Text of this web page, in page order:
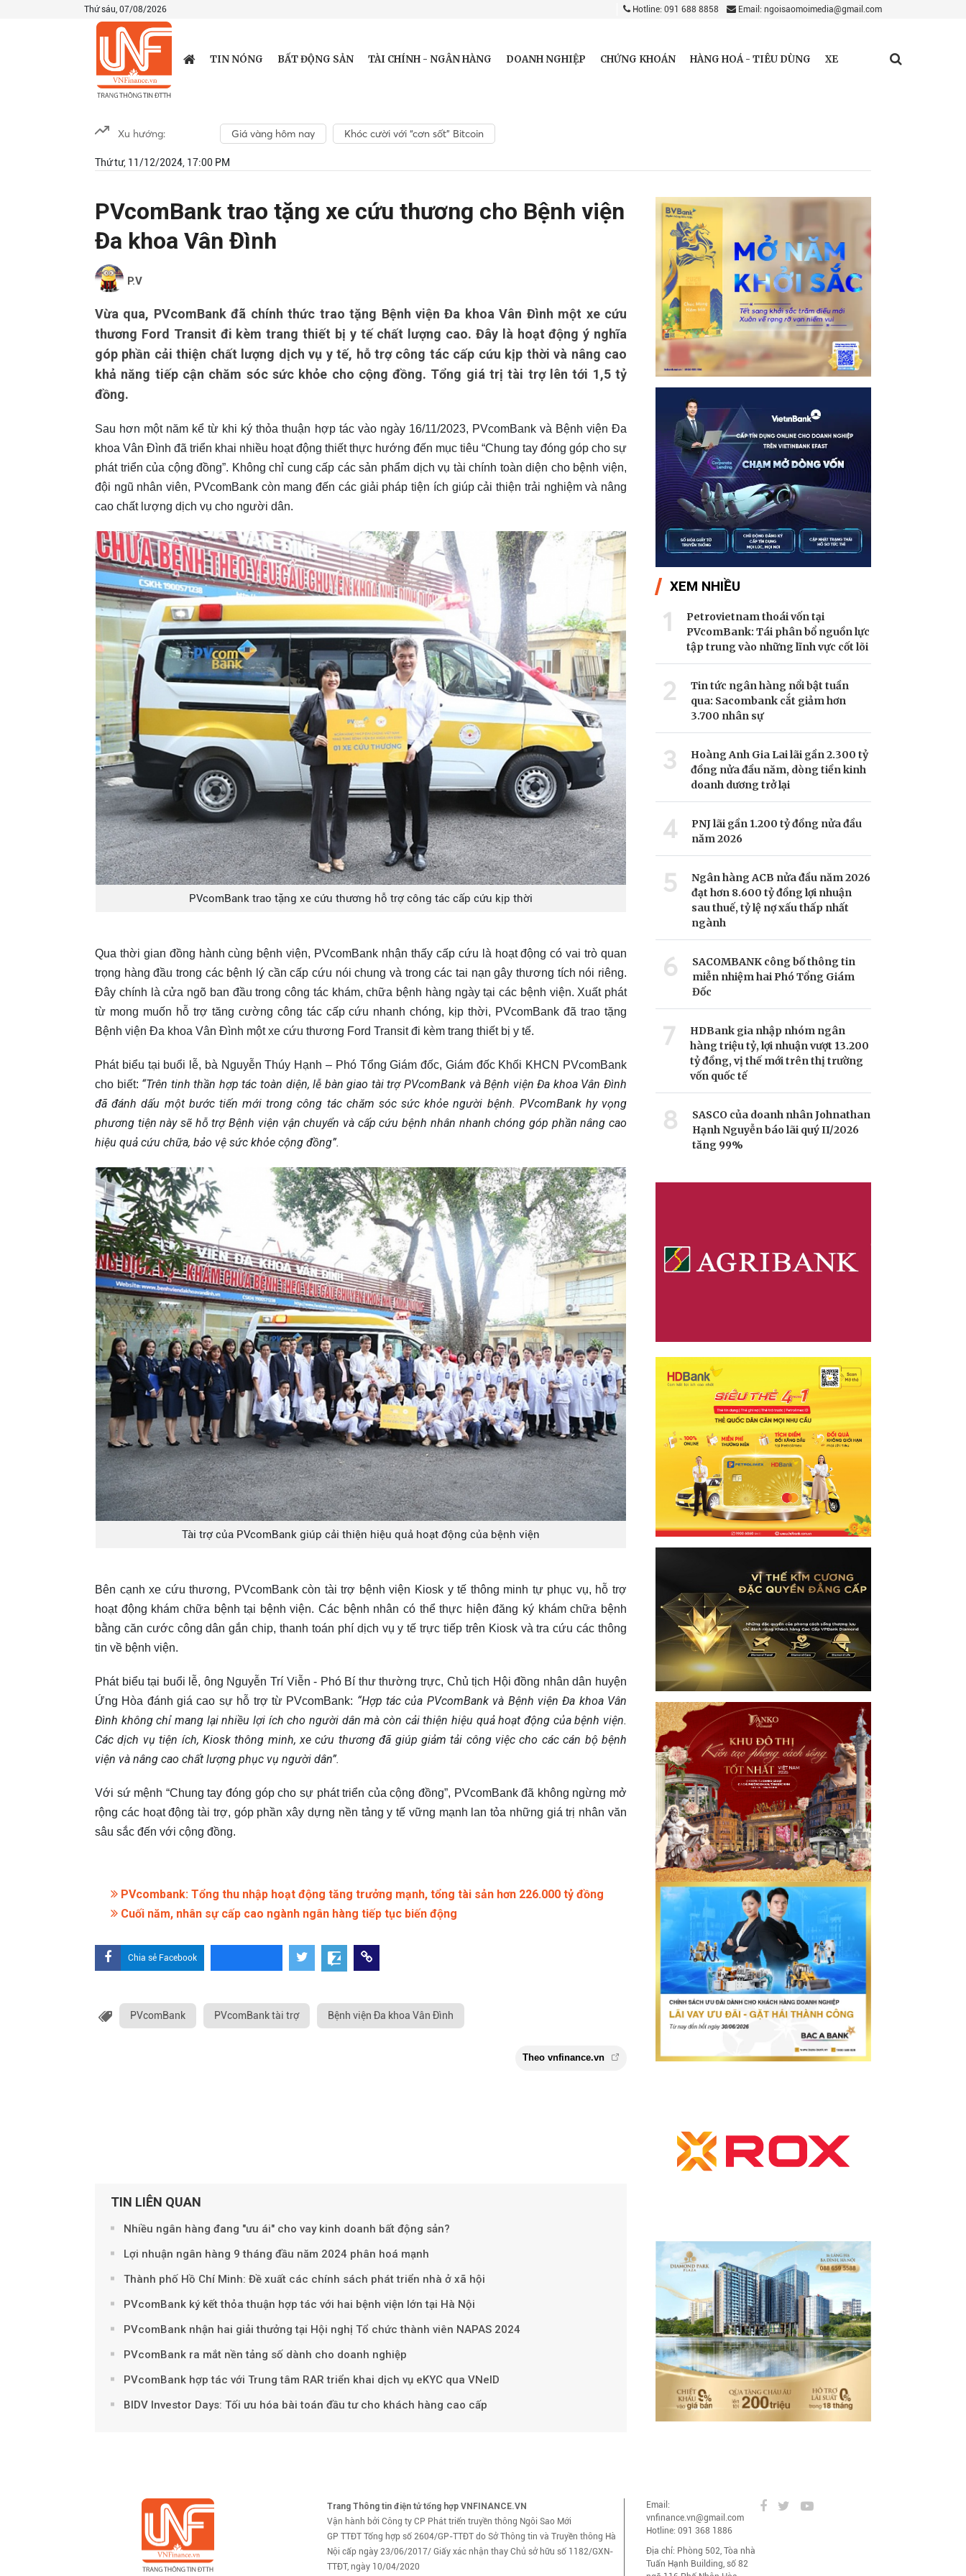
Thứ sáu, 07/08/2026 Hotline: 091 688 8858 Email: ngoisaomoimedia@gmail.com
TIN NÓNG BẤT ĐỘNG SẢN TÀI CHÍNH - NGÂN HÀNG DOANH NGHIỆP CHỨNG KHOÁN HÀNG HOÁ - TIÊU DÙNG XE
Xu hướng: Giá vàng hôm nay Khóc cười với “cơn sốt” Bitcoin
Thứ tư, 11/12/2024, 17:00 PM
PVcomBank trao tặng xe cứu thương cho Bệnh viện
Đa khoa Vân Đình
P.V
Vừa qua, PVcomBank đã chính thức trao tặng Bệnh viện Đa khoa Vân Đình một xe cứu
thương Ford Transit đi kèm trang thiết bị y tế chất lượng cao. Đây là hoạt động ý nghĩa
góp phần cải thiện chất lượng dịch vụ y tế, hỗ trợ công tác cấp cứu kịp thời và nâng cao
khả năng tiếp cận chăm sóc sức khỏe cho cộng đồng. Tổng giá trị tài trợ lên tới 1,5 tỷ
đồng.
Sau hơn một năm kể từ khi ký thỏa thuận hợp tác vào ngày 16/11/2023, PVcomBank và Bệnh viện Đa
khoa Vân Đình đã triển khai nhiều hoạt động thiết thực hướng đến mục tiêu “Chung tay đóng góp cho sự
phát triển của cộng đồng”. Không chỉ cung cấp các sản phẩm dịch vụ tài chính toàn diện cho bệnh viện,
đội ngũ nhân viên, PVcomBank còn mang đến các giải pháp tiện ích giúp cải thiện trải nghiệm và nâng
cao chất lượng dịch vụ cho người dân.
PVcomBank trao tặng xe cứu thương hỗ trợ công tác cấp cứu kịp thời
Qua thời gian đồng hành cùng bệnh viện, PVcomBank nhận thấy cấp cứu là hoạt động có vai trò quan
trọng hàng đầu trong các bệnh lý cần cấp cứu nói chung và trong các tai nạn gây thương tích nói riêng.
Đây chính là cửa ngõ ban đầu trong công tác khám, chữa bệnh hàng ngày tại các bệnh viện. Xuất phát
từ mong muốn hỗ trợ tăng cường công tác cấp cứu nhanh chóng, kịp thời, PVcomBank đã trao tặng
Bệnh viện Đa khoa Vân Đình một xe cứu thương Ford Transit đi kèm trang thiết bị y tế.
Phát biểu tại buổi lễ, bà Nguyễn Thúy Hạnh – Phó Tổng Giám đốc, Giám đốc Khối KHCN PVcomBank
cho biết: “Trên tinh thần hợp tác toàn diện, lễ bàn giao tài trợ PVcomBank và Bệnh viện Đa khoa Vân Đình
đã đánh dấu một bước tiến mới trong công tác chăm sóc sức khỏe người bệnh. PVcomBank hy vọng
phương tiện này sẽ hỗ trợ Bệnh viện vận chuyển và cấp cứu bệnh nhân nhanh chóng góp phần nâng cao
hiệu quả cứu chữa, bảo vệ sức khỏe cộng đồng”.
Tài trợ của PVcomBank giúp cải thiện hiệu quả hoạt động của bệnh viện
Bên cạnh xe cứu thương, PVcomBank còn tài trợ bệnh viện Kiosk y tế thông minh tự phục vụ, hỗ trợ
hoạt động khám chữa bệnh tại bệnh viện. Các bệnh nhân có thể thực hiện đăng ký khám chữa bệnh
bằng căn cước công dân gắn chip, thanh toán phí dịch vụ y tế trực tiếp trên Kiosk và tra cứu các thông
tin về bệnh viện.
Phát biểu tại buổi lễ, ông Nguyễn Trí Viễn - Phó Bí thư thường trực, Chủ tịch Hội đồng nhân dân huyện
Ứng Hòa đánh giá cao sự hỗ trợ từ PVcomBank: “Hợp tác của PVcomBank và Bệnh viện Đa khoa Vân
Đình không chỉ mang lại nhiều lợi ích cho người dân mà còn cải thiện hiệu quả hoạt động của bệnh viện.
Các dịch vụ tiện ích, Kiosk thông minh, xe cứu thương đã giúp giảm tải công việc cho các cán bộ bệnh
viện và nâng cao chất lượng phục vụ người dân”.
Với sứ mệnh “Chung tay đóng góp cho sự phát triển của cộng đồng”, PVcomBank đã không ngừng mở
rộng các hoạt động tài trợ, góp phần xây dựng nền tảng y tế vững mạnh lan tỏa những giá trị nhân văn
sâu sắc đến với cộng đồng.
PVcombank: Tổng thu nhập hoạt động tăng trưởng mạnh, tổng tài sản hơn 226.000 tỷ đồng
Cuối năm, nhân sự cấp cao ngành ngân hàng tiếp tục biến động
Chia sẻ Facebook
PVcomBank PVcomBank tài trợ Bệnh viện Đa khoa Vân Đình
Theo vnfinance.vn
TIN LIÊN QUAN
Nhiều ngân hàng đang "ưu ái" cho vay kinh doanh bất động sản?
Lợi nhuận ngân hàng 9 tháng đầu năm 2024 phân hoá mạnh
Thành phố Hồ Chí Minh: Đề xuất các chính sách phát triển nhà ở xã hội
PVcomBank ký kết thỏa thuận hợp tác với hai bệnh viện lớn tại Hà Nội
PVcomBank nhận hai giải thưởng tại Hội nghị Tổ chức thành viên NAPAS 2024
PVcomBank ra mắt nền tảng số dành cho doanh nghiệp
PVcomBank hợp tác với Trung tâm RAR triển khai dịch vụ eKYC qua VNeID
BIDV Investor Days: Tối ưu hóa bài toán đầu tư cho khách hàng cao cấp
XEM NHIỀU
1
Petrovietnam thoái vốn tại
PVcomBank: Tái phân bổ nguồn lực
tập trung vào những lĩnh vực cốt lõi
2
Tin tức ngân hàng nổi bật tuần
qua: Sacombank cắt giảm hơn
3.700 nhân sự
3
Hoàng Anh Gia Lai lãi gần 2.300 tỷ
đồng nửa đầu năm, dòng tiền kinh
doanh dương trở lại
4
PNJ lãi gần 1.200 tỷ đồng nửa đầu
năm 2026
5
Ngân hàng ACB nửa đầu năm 2026
đạt hơn 8.600 tỷ đồng lợi nhuận
sau thuế, tỷ lệ nợ xấu thấp nhất
ngành
6
SACOMBANK công bố thông tin
miễn nhiệm hai Phó Tổng Giám
Đốc
7
HDBank gia nhập nhóm ngân
hàng triệu tỷ, lợi nhuận vượt 13.200
tỷ đồng, vị thế mới trên thị trường
vốn quốc tế
8
SASCO của doanh nhân Johnathan
Hạnh Nguyễn báo lãi quý II/2026
tăng 99%
Trang Thông tin điện tử tổng hợp VNFINANCE.VN
Vận hành bởi Công ty CP Phát triển truyền thông Ngôi Sao Mới
GP TTĐT Tổng hợp số 2604/GP-TTĐT do Sở Thông tin và Truyền thông Hà
Nội cấp ngày 23/06/2017/ Giấy xác nhận thay Chủ sở hữu số 1182/GXN-
TTĐT, ngày 10/04/2020
Email:
vnfinance.vn@gmail.com
Hotline: 091 368 1886
Địa chỉ: Phòng 502, Tòa nhà
Tuấn Hạnh Building, số 82